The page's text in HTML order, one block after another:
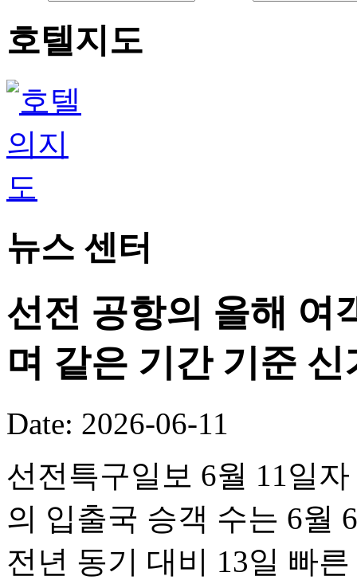
호텔지도
뉴스 센터
선전 공항의 올해 여
며 같은 기간 기준
Date: 2026-06-11
선전특구일보 6월 11일
의 입출국 승객 수는 6월
전년 동기 대비 13일 빠